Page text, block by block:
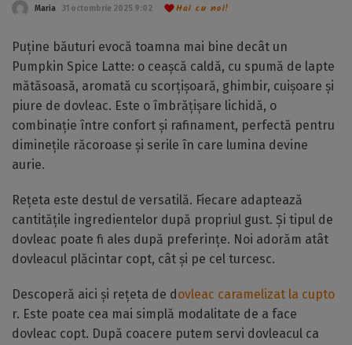
Maria 31 octombrie 2025 9:02 Hai cu noi!
Puține băuturi evocă toamna mai bine decât un
Pumpkin Spice Latte: o ceașcă caldă, cu spumă de lapte
mătăsoasă, aromată cu scorțișoară, ghimbir, cuișoare și
piure de dovleac. Este o îmbrățișare lichidă, o
combinație între confort și rafinament, perfectă pentru
diminețile răcoroase și serile în care lumina devine
aurie.
Rețeta este destul de versatilă. Fiecare adaptează
cantitățile ingredientelor după propriul gust. Și tipul de
dovleac poate fi ales după preferințe. Noi adorăm atât
dovleacul plăcintar copt, cât și pe cel turcesc.
Descoperă aici și rețeta de dovleac caramelizat la cupto
r. Este poate cea mai simplă modalitate de a face
dovleac copt. După coacere putem servi dovleacul ca